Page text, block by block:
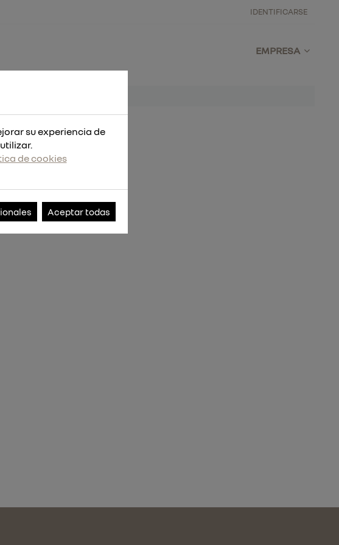
IDENTIFICARSE
EMPRESA
su experiencia de
de cookies
Aceptar todas